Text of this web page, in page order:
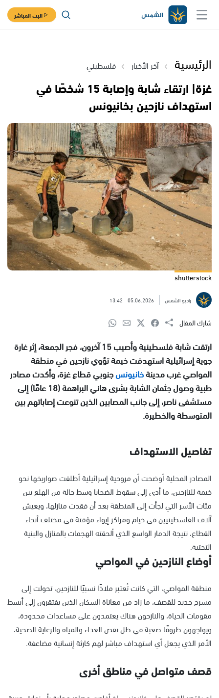
البث المباشر
الرئيسية آخر الأخبار فلسطيني
غزة| ارتقاء شابة وإصابة 15 شخصًا في
استهداف نازحين بخانيونس
shutterstock
راديو الشمس 05.06.2026
13:42
شارك المقال
ارتقت شابة فلسطينية وأصيب 15 آخرون، فجر الجمعة، إثر غارة
جوية إسرائيلية استهدفت خيمة تؤوي نازحين في منطقة
المواصي غرب مدينةخانيونسجنوبي قطاع غزة، وأكدت مصادر
طبية وصول جثمان الشابة بشرى هاني البراهمة (18 عامًا) إلى
مستشفى ناصر، إلى جانب المصابين الذين تنوعت إصاباتهم بين
المتوسطة والخطيرة.
تفاصيل الاستهداف
المصادر المحلية أوضحت أن مروحية إسرائيلية أطلقت صواريخها نحو
خيمة للنازحين، ما أدى إلى سقوط الضحايا وسط حالة من الهلع بين
مئات الأسر التي لجأت إلى المنطقة بعد أن فقدت منازلها، ويعيش
آلاف الفلسطينيين في خيام ومراكز إيواء مؤقتة في مختلف أنحاء
القطاع، نتيجة الدمار الواسع الذي ألحقته الهجمات بالمنازل والبنية
التحتية.
أوضاع النازحين في المواصي
منطقة المواصي، التي كانت تُعتبر ملاذًا نسبيًا للنازحين، تحولت إلى
مسرح جديد للقصف، ما زاد من معاناة السكان الذين يفتقرون إلى أبسط
مقومات الحياة، والنازحون هناك يعتمدون على مساعدات محدودة،
ويواجهون ظروفًا صعبة في ظل نقص الغذاء والمياه والرعاية الصحية،
الأمر الذي يجعل أي استهداف مباشر لهم كارثة إنسانية مضاعفة.
قصف متواصل في مناطق أخرى